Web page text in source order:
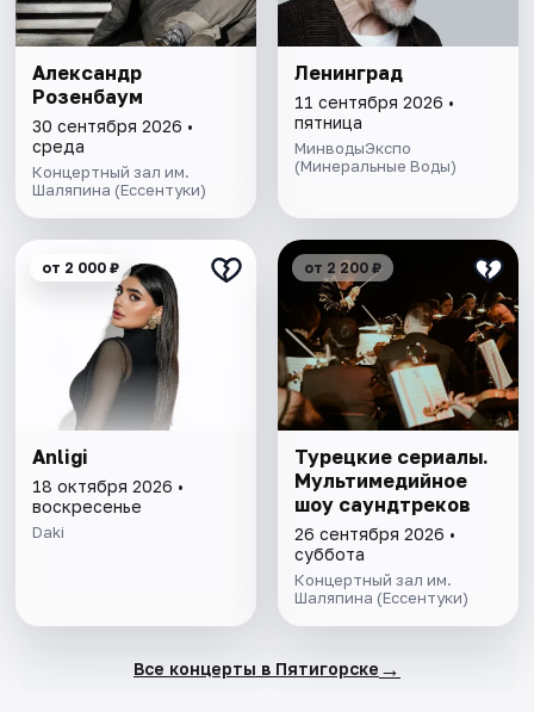
Александр
Розенбаум
30 сентября 2026 •
среда
Концертный зал им.
Шаляпина (Ессентуки)
Ленинград
11 сентября 2026 •
пятница
МинводыЭкспо
(Минеральные Воды)
от 2 000 ₽
Anligi
18 октября 2026 •
воскресенье
Daki
от 2 200 ₽
Турецкие сериалы.
Мультимедийное
шоу саундтреков
26 сентября 2026 •
суббота
Концертный зал им.
Шаляпина (Ессентуки)
Все концерты в Пятигорске →